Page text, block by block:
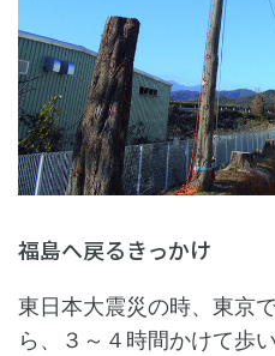
福島へ戻るきっかけ
東日本大震災の時、東京
ら、３～４時間かけて歩